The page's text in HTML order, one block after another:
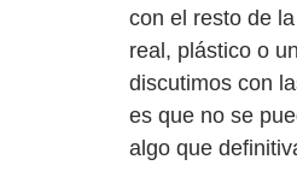
con el resto de
real, plástico o
discutimos con
es que no se
algo que